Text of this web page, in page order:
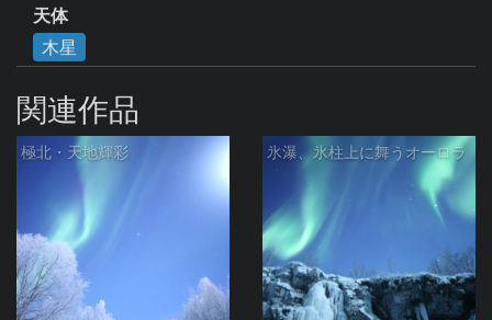
天体
木星
関連作品
極北・天地輝彩 氷瀑、氷柱上に舞うオーロラ